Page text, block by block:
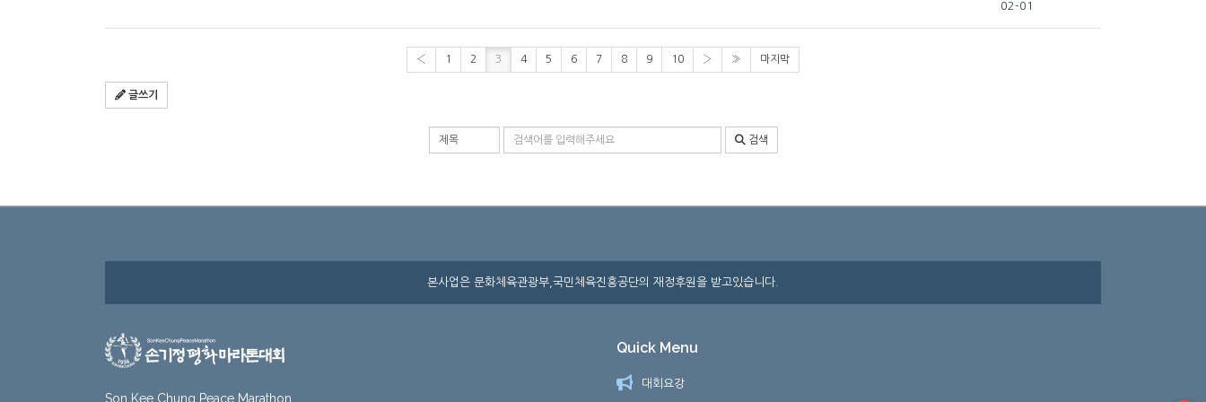
02-01
‹ 1 2 3 4 5 6 7 8 9 10 › » 마지막
글쓰기
검색 조건 검색어 입력
검색
본사업은 문화체육관광부,국민체육진흥공단의 재정후원을 받고있습니다.
Son Kee Chung Peace Marathon
Quick Menu
대회요강